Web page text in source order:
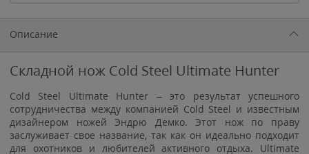
1 615₽
1 900₽1 900₽
Описание
Складной нож Cold Steel Ultimate Hunter
Cold Steel Ultimate Hunter – это результат успешного
сотрудничества между компанией Cold Steel и известным
дизайнером ножей Эндрю Демко. Этот нож по праву
заслуживает свое название, так как он идеально подходит
для охотников и любителей активного отдыха. Ultimate